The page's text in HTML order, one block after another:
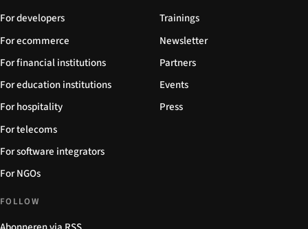
For developers
For ecommerce
For financial institutions
For education institutions
For hospitality
For telecoms
For software integrators
For NGOs
Trainings
Newsletter
Partners
Events
Press
FOLLOW